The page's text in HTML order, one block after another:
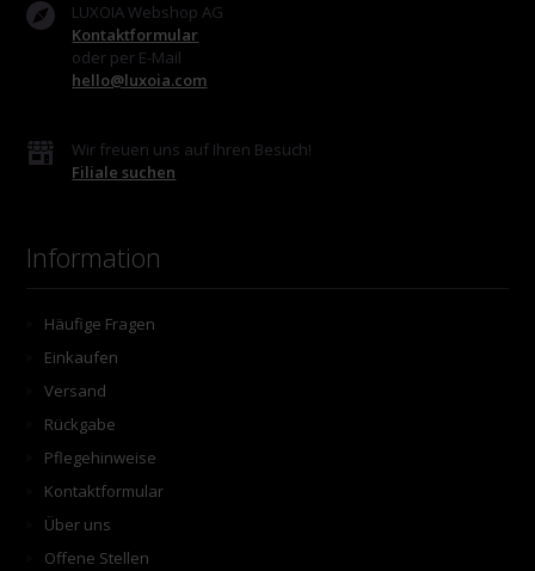
LUXOIA Webshop AG
Kontaktformular
oder per E-Mail
hello@luxoia.com
Wir freuen uns auf Ihren Besuch!
Filiale suchen
Information
Häufige Fragen
Einkaufen
Versand
Rückgabe
Pflegehinweise
Kontaktformular
Über uns
Offene Stellen